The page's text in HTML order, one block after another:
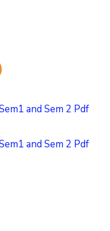
and Sem 2 Pdf
and Sem 2 Pdf